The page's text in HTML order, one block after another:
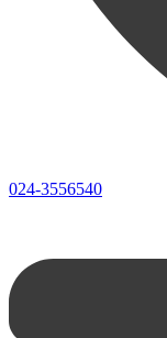
024-3556540